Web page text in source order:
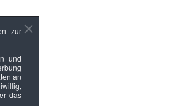
zur
und
an
das